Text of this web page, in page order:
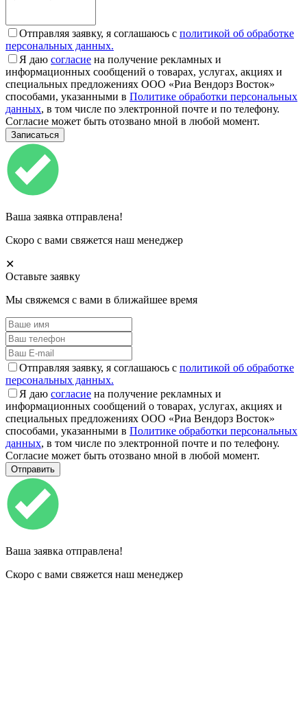
Отправляя заявку, я соглашаюсь с политикой об обработке
персональных данных.
Я даю согласие на получение рекламных и
информационных сообщений о товарах, услугах, акциях и
специальных предложениях ООО «Риа Вендорз Восток»
способами, указанными в Политике обработки персональных
данных, в том числе по электронной почте и по телефону.
Согласие может быть отозвано мной в любой момент.
Ваша заявка отправлена!
Скоро с вами свяжется наш менеджер
✕
Оставьте заявку
Мы свяжемся с вами в ближайшее время
Отправляя заявку, я соглашаюсь с политикой об обработке
персональных данных.
Я даю согласие на получение рекламных и
информационных сообщений о товарах, услугах, акциях и
специальных предложениях ООО «Риа Вендорз Восток»
способами, указанными в Политике обработки персональных
данных, в том числе по электронной почте и по телефону.
Согласие может быть отозвано мной в любой момент.
Ваша заявка отправлена!
Скоро с вами свяжется наш менеджер